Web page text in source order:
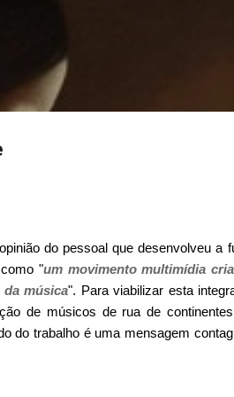
do pessoal que desenvolveu a
"um movimento multimídia
música". Para viabilizar esta
de músicos de rua de
do trabalho é uma mensagem